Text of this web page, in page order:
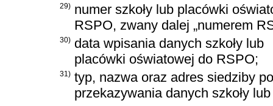
29) numer szkoły lub placówki
RSPO, zwany dalej „numerem
30) data wpisania danych szkoły lub
placówki oświatowej do RSPO;
31) typ, nazwa oraz adres siedziby
przekazywania danych szkoły